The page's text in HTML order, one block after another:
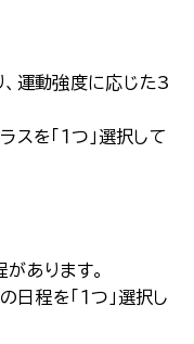
、運動強度に応じた3
スを「１つ」選択して
あります。
を「１つ」選択し